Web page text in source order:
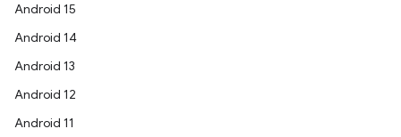
Android 15
Android 14
Android 13
Android 12
Android 11